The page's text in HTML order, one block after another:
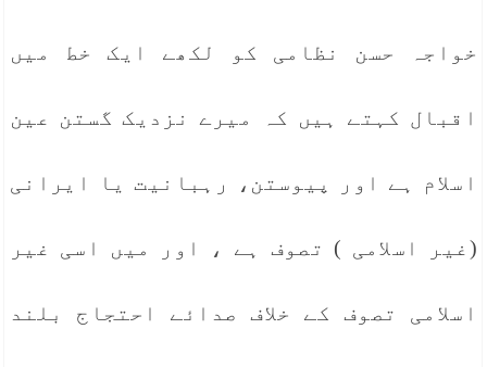
خواجہ حسن نظامی کو لکھے ایک خط میں
اقبال کہتے ہیں کہ میرے نزدیک گستن عین
اسلام ہے اور پیوستن، رہبانیت یا ایرانی
(غیر اسلامی ) تصوف ہے ، اور میں اسی غیر
اسلامی تصوف کے خلاف صدائے احتجاج بلند